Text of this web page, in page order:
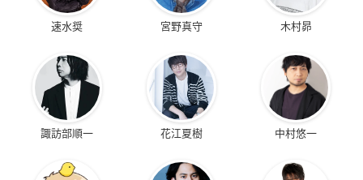
速水奨 宮野真守 木村昴
諏訪部順一 花江夏樹 中村悠一